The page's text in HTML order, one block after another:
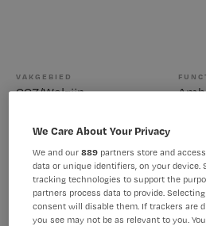
VAKGEBIED
GGZ/Welzijn
GGZ
PLAATSINGSDATUM
9 juni 2026 MBO
ERVARING
We Care About Your Privacy
We and our889 partners store and
data or unique identifiers, on your device.
tracking technologies to support the
partners process data to provide.
consent will disable them. If trackers are
you see may not be as relevant to you.